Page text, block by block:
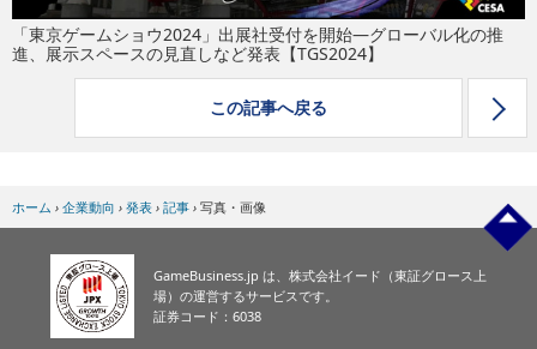
「東京ゲームショウ2024」出展社受付を開始―グローバル化の推
進、展示スペースの見直しなど発表【TGS2024】
この記事へ戻る
ホーム › 企業動向 › 発表 › 記事 › 写真・画像
GameBusiness.jp は、株式会社イード（東証グロース上
場）の運営するサービスです。
証券コード：6038